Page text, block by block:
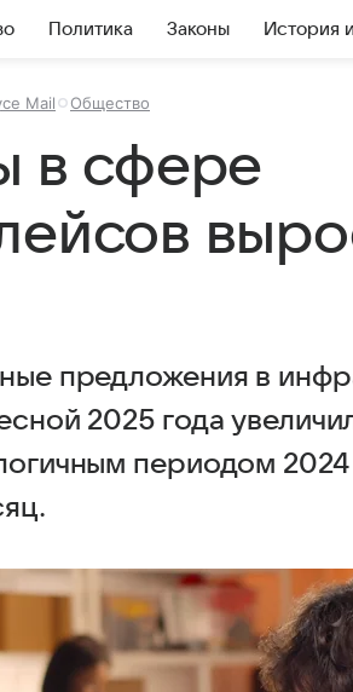
Политика Законы История
Mail Общество
в сфере
предложения в
2025 года
периодом 2024